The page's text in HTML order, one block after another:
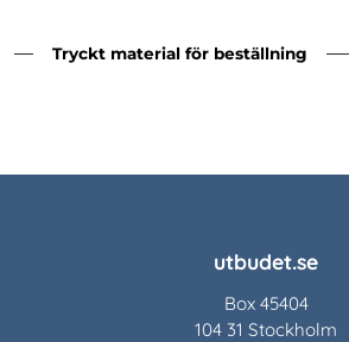
Tryckt material för beställning
utbudet.se
Box 45404
104 31 Stockholm